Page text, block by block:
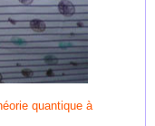
quantique à